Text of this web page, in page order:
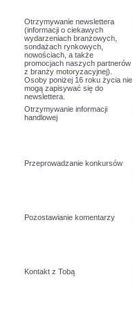
Otrzymywanie newslettera
(informacji o ciekawych
wydarzeniach branżowych,
sondażach rynkowych,
nowościach, a także
promocjach naszych partnerów
z branży motoryzacyjnej).
Osoby poniżej 16 roku życia nie
mogą zapisywać się do
newslettera.
Otrzymywanie informacji
handlowej
Przeprowadzanie konkursów
Pozostawianie komentarzy
Kontakt z Tobą